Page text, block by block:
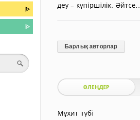
ᐈ
ᐈ
деу – күпіршілік. Әйтсе..
Барлық авторлар
ӨЛЕҢДЕР
Мұхит түбі